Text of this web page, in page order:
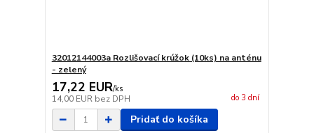
32012144003a Rozlišovací krúžok (10ks) na anténu
- zelený
17,22 EUR/ks
14,00 EUR bez DPH do 3 dní
Pridať do košíka